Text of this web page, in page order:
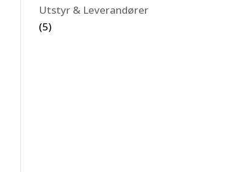
Utstyr & Leverandører
(5)